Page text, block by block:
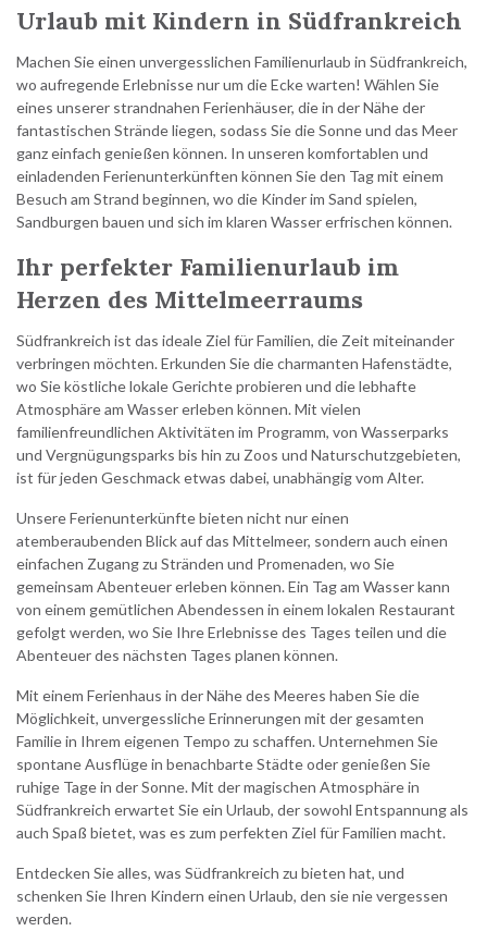
Urlaub mit Kindern in Südfrankreich
Machen Sie einen unvergesslichen Familienurlaub in Südfrankreich,
wo aufregende Erlebnisse nur um die Ecke warten! Wählen Sie
eines unserer strandnahen Ferienhäuser, die in der Nähe der
fantastischen Strände liegen, sodass Sie die Sonne und das Meer
ganz einfach genießen können. In unseren komfortablen und
einladenden Ferienunterkünften können Sie den Tag mit einem
Besuch am Strand beginnen, wo die Kinder im Sand spielen,
Sandburgen bauen und sich im klaren Wasser erfrischen können.
Ihr perfekter Familienurlaub im
Herzen des Mittelmeerraums
Südfrankreich ist das ideale Ziel für Familien, die Zeit miteinander
verbringen möchten. Erkunden Sie die charmanten Hafenstädte,
wo Sie köstliche lokale Gerichte probieren und die lebhafte
Atmosphäre am Wasser erleben können. Mit vielen
familienfreundlichen Aktivitäten im Programm, von Wasserparks
und Vergnügungsparks bis hin zu Zoos und Naturschutzgebieten,
ist für jeden Geschmack etwas dabei, unabhängig vom Alter.
Unsere Ferienunterkünfte bieten nicht nur einen
atemberaubenden Blick auf das Mittelmeer, sondern auch einen
einfachen Zugang zu Stränden und Promenaden, wo Sie
gemeinsam Abenteuer erleben können. Ein Tag am Wasser kann
von einem gemütlichen Abendessen in einem lokalen Restaurant
gefolgt werden, wo Sie Ihre Erlebnisse des Tages teilen und die
Abenteuer des nächsten Tages planen können.
Mit einem Ferienhaus in der Nähe des Meeres haben Sie die
Möglichkeit, unvergessliche Erinnerungen mit der gesamten
Familie in Ihrem eigenen Tempo zu schaffen. Unternehmen Sie
spontane Ausflüge in benachbarte Städte oder genießen Sie
ruhige Tage in der Sonne. Mit der magischen Atmosphäre in
Südfrankreich erwartet Sie ein Urlaub, der sowohl Entspannung als
auch Spaß bietet, was es zum perfekten Ziel für Familien macht.
Entdecken Sie alles, was Südfrankreich zu bieten hat, und
schenken Sie Ihren Kindern einen Urlaub, den sie nie vergessen
werden.